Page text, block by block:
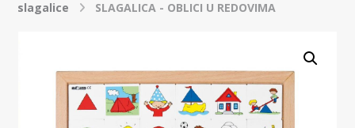
slagalice
SLAGALICA - OBLICI U REDOVIMA